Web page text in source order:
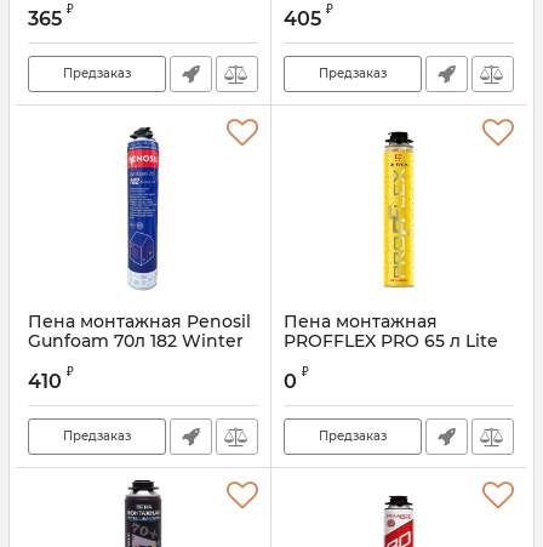
365 ₽
Предзаказ
405 ₽
Предзаказ
Пена монтажная Penosil
Gunfoam 70л 182 Winter
410 ₽
Предзаказ
Пена монтажная
PROFFLEX PRO 65 л Lite
0 ₽
Предзаказ